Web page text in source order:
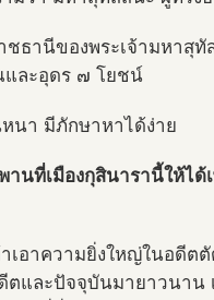
ชธานีของพระเจ้ามหาสุ
ละอุดร ๗ โยชน์
นา มีภักษาหาได้ง่าย
นที่เมืองกุสินารานี้ให้ได้
เอาความยิ่งใหญ่ในอดีต
ตและปัจจุบันมายาวนาน